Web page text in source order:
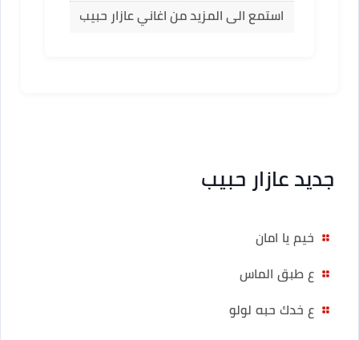
استمع الى المزيد من اغاني عازار حبيب
جديد عازار حبيب
خيم يا امان
ع طبق الماس
ع خدك حبه لولو